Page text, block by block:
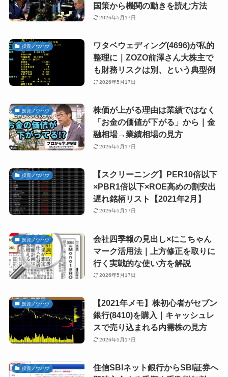
国策から機関の動きを読む方法
2026年5月17日
投資ノウハウ
ワタベウェディング(4696)が私的
整理に｜ZOZO前澤さん大株主で
も財務リスクは別、という典型例
2026年5月17日
投資ノウハウ
株価が上がる理由は業績ではなく
「お金の価値が下がる」から｜金
融相場→業績相場の見方
2026年5月17日
投資ノウハウ
【スクリーニング】PER10倍以下
×PBR1倍以下×ROE高めの割安出
遅れ銘柄リスト【2021年2月】
2026年5月17日
投資ノウハウ
会社四季報の見出し×にこちゃん
マーク活用法｜上方修正を取りに
行く実戦的な使い方を解説
2026年5月17日
投資ノウハウ
【2021年メモ】株初心者がセブン
銀行(8410)を購入｜キャッシュレ
スで売り込まれる内需株の見方
2026年5月17日
投資ノウハウ
住信SBIネット銀行からSBI証券へ